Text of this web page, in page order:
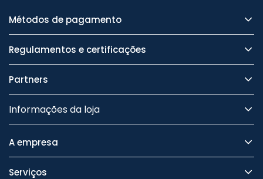
Métodos de pagamento
Regulamentos e certificações
Partners
Informações da loja
A empresa
Serviços